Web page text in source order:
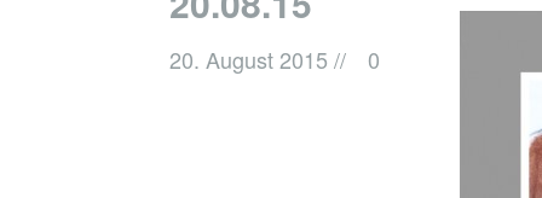
20. August 2015 // 0